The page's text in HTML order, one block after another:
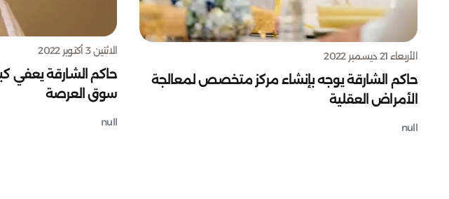
الأربعاء 21 ديسمبر 2022
حاكم الشارقة يوجه بإنشاء مركز متخصص لمعالجة
الأمراض العقلية
null
الاثنين 3 أكتوبر 2022
حاكم الشارقة يعفي
سوق العرصة
null